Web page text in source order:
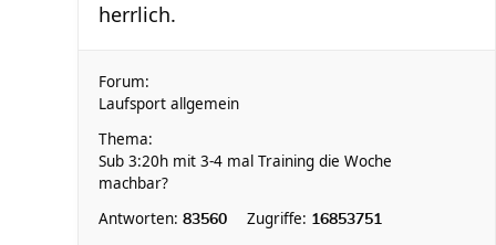
herrlich.
Forum:
Laufsport allgemein
Thema:
Sub 3:20h mit 3-4 mal Training die Woche
machbar?
Antworten: 83560 Zugriffe: 16853751